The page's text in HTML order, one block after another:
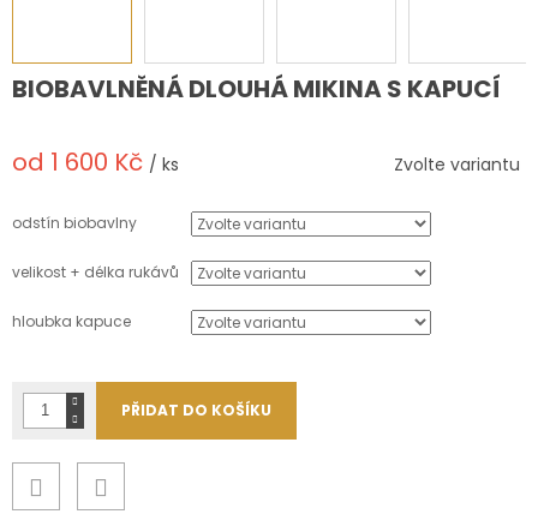
BIOBAVLNĚNÁ DLOUHÁ MIKINA S KAPUCÍ
od 1 600 Kč / ks
cena:
Zvolte variantu
odstín biobavlny
velikost + délka rukávů
hloubka kapuce
PŘIDAT DO KOŠÍKU